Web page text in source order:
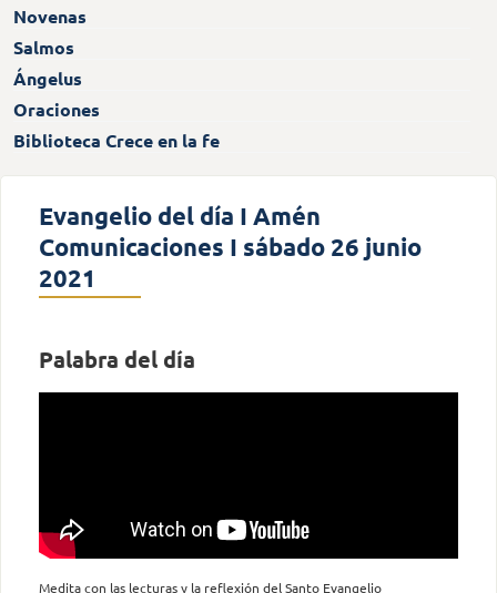
Novenas
Salmos
Ángelus
Oraciones
Biblioteca Crece en la fe
Evangelio del día I Amén
Comunicaciones I sábado 26 junio
2021
Palabra del día
Medita con las lecturas y la reflexión del Santo Evangelio